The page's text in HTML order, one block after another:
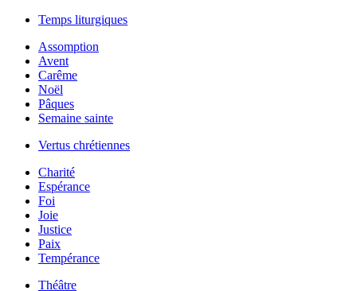
Temps liturgiques
Assomption
Avent
Carême
Noël
Pâques
Semaine sainte
Vertus chrétiennes
Charité
Espérance
Foi
Joie
Justice
Paix
Tempérance
Théâtre